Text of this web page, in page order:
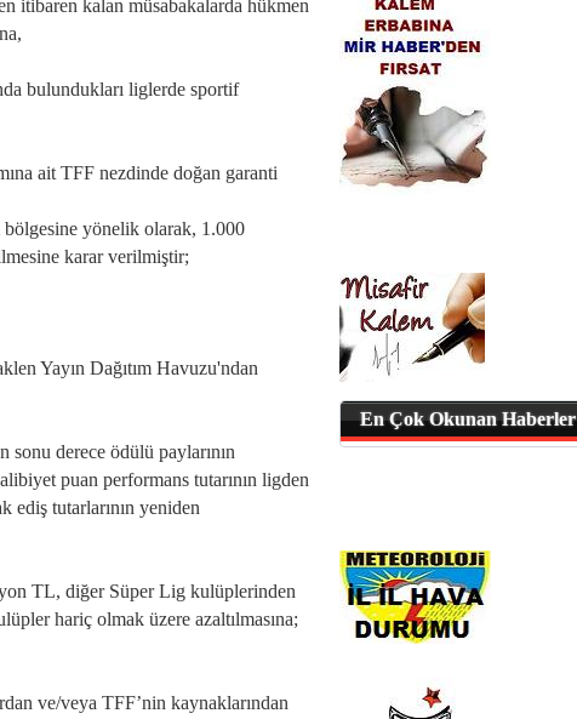
itibaren kalan müsabakalarda hükmen
bulundukları liglerde sportif
ait TFF nezdinde doğan garanti
yönelik olarak, 1.000
karar verilmiştir;
Yayın Dağıtım Havuzu'ndan
sonu derece ödülü paylarının
puan performans tutarının ligden
ediş tutarlarının yeniden
TL, diğer Süper Lig kulüplerinden
hariç olmak üzere azaltılmasına;
ve/veya TFF’nin kaynaklarından
En Çok Okunan Haberler